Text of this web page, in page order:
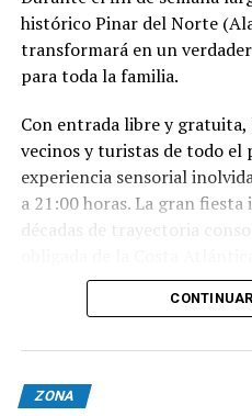
histórico Pinar del Norte
transformará en un
para toda la familia.
Con entrada libre y gratuita,
vecinos y turistas de todo el
experiencia sensorial
a 21:00 horas. La gran
décadas de trayectoria
buena repostería, el
geselina.
Sabores, espectáculos y
Nacida en 1996, la fiesta
mejores expositores,
ZONA